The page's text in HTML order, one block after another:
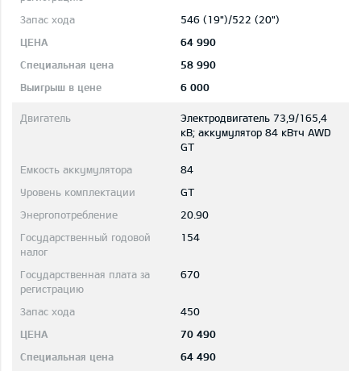
546 (19")/522 (20")
64 990
58 990
6 000
Электродвигатель 73,9/165,4
кВ; aккумулятор 84 кВтч AWD
GT
84
GT
20.90
154
670
450
70 490
64 490